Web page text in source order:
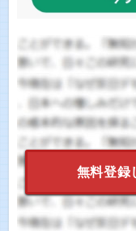
無料登録